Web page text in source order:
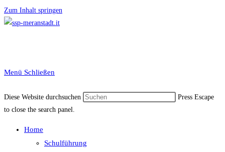
Zum Inhalt springen
Menü Schließen
Diese Website durchsuchen
Press Escape
to close the search panel.
Home
Schulführung